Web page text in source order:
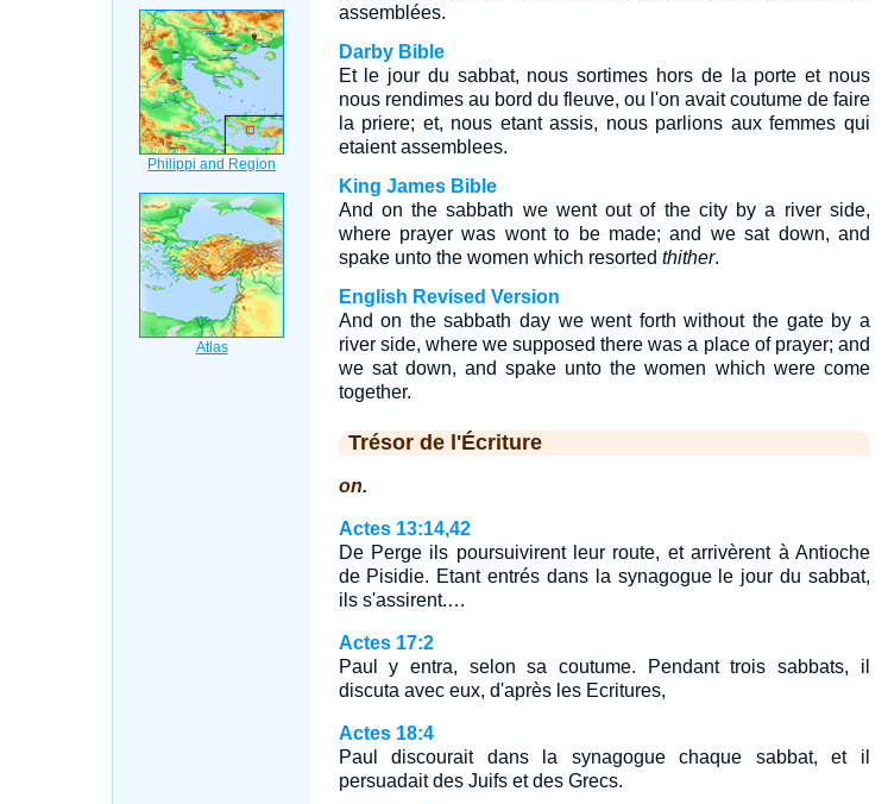
assemblées.
Darby Bible
Et le jour du sabbat, nous sortimes hors de la porte et nous
nous rendimes au bord du fleuve, ou l'on avait coutume de faire
la priere; et, nous etant assis, nous parlions aux femmes qui
etaient assemblees.
King James Bible
And on the sabbath we went out of the city by a river side,
where prayer was wont to be made; and we sat down, and
spake unto the women which resorted thither.
English Revised Version
And on the sabbath day we went forth without the gate by a
river side, where we supposed there was a place of prayer; and
we sat down, and spake unto the women which were come
together.
Trésor de l'Écriture
on.
Actes 13:14,42
De Perge ils poursuivirent leur route, et arrivèrent à Antioche
de Pisidie. Etant entrés dans la synagogue le jour du sabbat,
ils s'assirent.…
Actes 17:2
Paul y entra, selon sa coutume. Pendant trois sabbats, il
discuta avec eux, d'après les Ecritures,
Actes 18:4
Paul discourait dans la synagogue chaque sabbat, et il
persuadait des Juifs et des Grecs.